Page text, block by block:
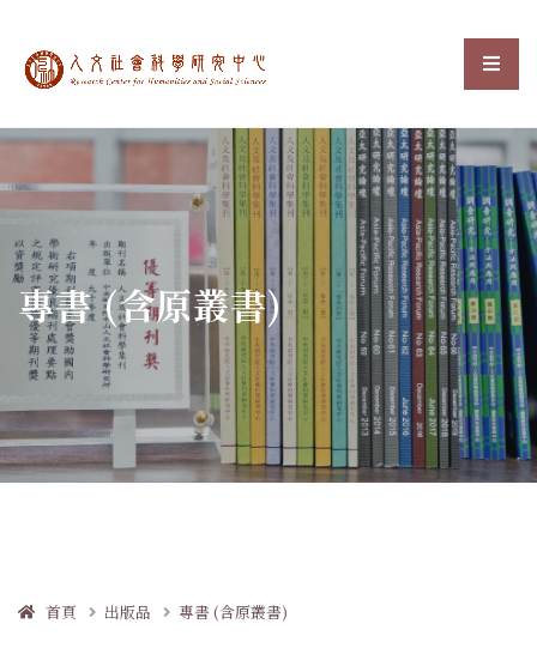
中央研究院人文社會科選
:::
專書 (含原叢書)
首頁 出版品 專書 (含原叢書)